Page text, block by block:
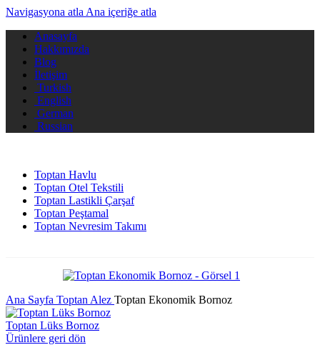
Navigasyona atla Ana içeriğe atla
Anasayfa
Hakkımızda
Blog
İletişim
Turkish
English
German
Russian
Toptan Havlu
Toptan Otel Tekstili
Toptan Lastikli Çarşaf
Toptan Peştamal
Toptan Nevresim Takımı
Ana Sayfa Toptan Alez Toptan Ekonomik Bornoz
Toptan Lüks Bornoz
Ürünlere geri dön